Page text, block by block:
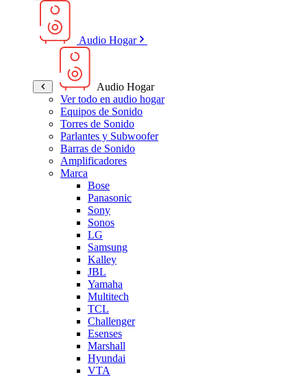
Audio Hogar
Audio Hogar
Ver todo en audio hogar
Equipos de Sonido
Torres de Sonido
Parlantes y Subwoofer
Barras de Sonido
Amplificadores
Marca
Bose
Panasonic
Sony
Sonos
LG
Samsung
Kalley
JBL
Yamaha
Multitech
TCL
Challenger
Esenses
Marshall
Hyundai
VTA